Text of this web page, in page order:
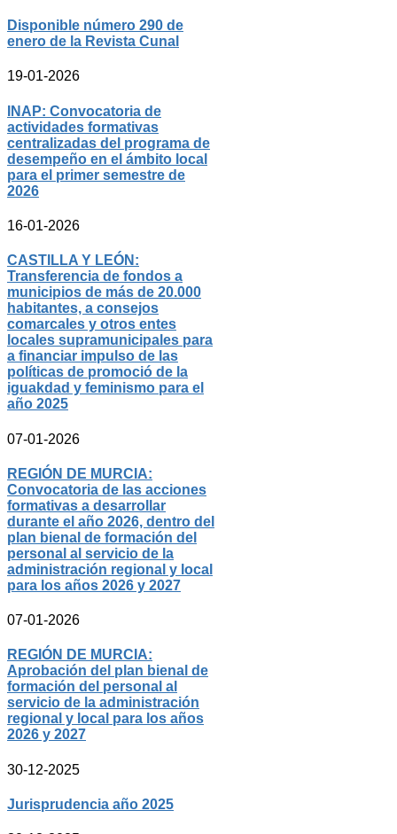
Disponible número 290 de
enero de la Revista Cunal
19-01-2026
INAP: Convocatoria de
actividades formativas
centralizadas del programa de
desempeño en el ámbito local
para el primer semestre de
2026
16-01-2026
CASTILLA Y LEÓN:
Transferencia de fondos a
municipios de más de 20.000
habitantes, a consejos
comarcales y otros entes
locales supramunicipales para
a financiar impulso de las
políticas de promoció de la
iguakdad y feminismo para el
año 2025
07-01-2026
REGIÓN DE MURCIA:
Convocatoria de las acciones
formativas a desarrollar
durante el año 2026, dentro del
plan bienal de formación del
personal al servicio de la
administración regional y local
para los años 2026 y 2027
07-01-2026
REGIÓN DE MURCIA:
Aprobación del plan bienal de
formación del personal al
servicio de la administración
regional y local para los años
2026 y 2027
30-12-2025
Jurisprudencia año 2025